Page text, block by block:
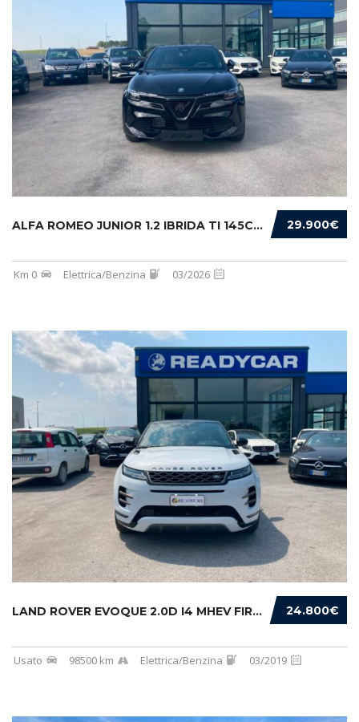
29.900€
ALFA ROMEO JUNIOR 1.2 IBRIDA TI 145CV EDCT6
Km 0 Elettrica/Benzina 03/2026
24.800€
LAND ROVER EVOQUE 2.0D I4 MHEV FIRST EDITION...
Usato 98500 km Elettrica/Benzina 03/2019